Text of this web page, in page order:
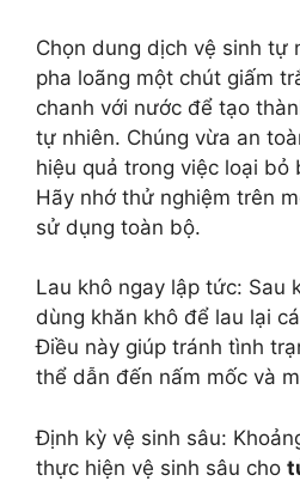
Chọn dung dịch vệ sinh tự
pha loãng một chút giấm
chanh với nước để tạo
tự nhiên. Chúng vừa an
hiệu quả trong việc loại bỏ
Hãy nhớ thử nghiệm trên
sử dụng toàn bộ.
Lau khô ngay lập tức: Sau
dùng khăn khô để lau lại
Điều này giúp tránh tình
thể dẫn đến nấm mốc và
Định kỳ vệ sinh sâu:
thực hiện vệ sinh sâu cho